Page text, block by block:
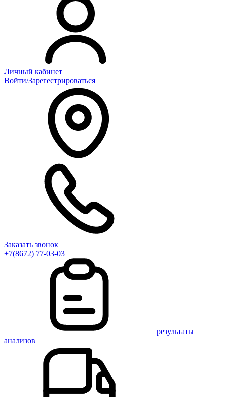
Личный кабинет
Войти/Зарегестрироваться
Заказать звонок
+7(8672) 77-03-03
результаты
анализов